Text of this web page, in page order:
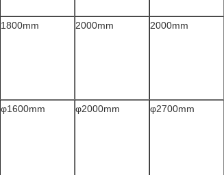
1800mm 2000mm 2000mm
φ1600mm φ2000mm φ2700mm